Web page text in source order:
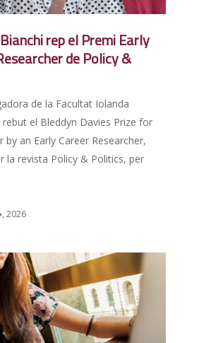
rep el Premi Early
de Policy &
de la Facultat Iolanda
rebut el Bleddyn Davies Prize for
by an Early Career Researcher,
la revista Policy & Politics, per
2026